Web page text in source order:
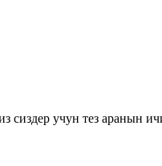
сиздер учун тез аранын